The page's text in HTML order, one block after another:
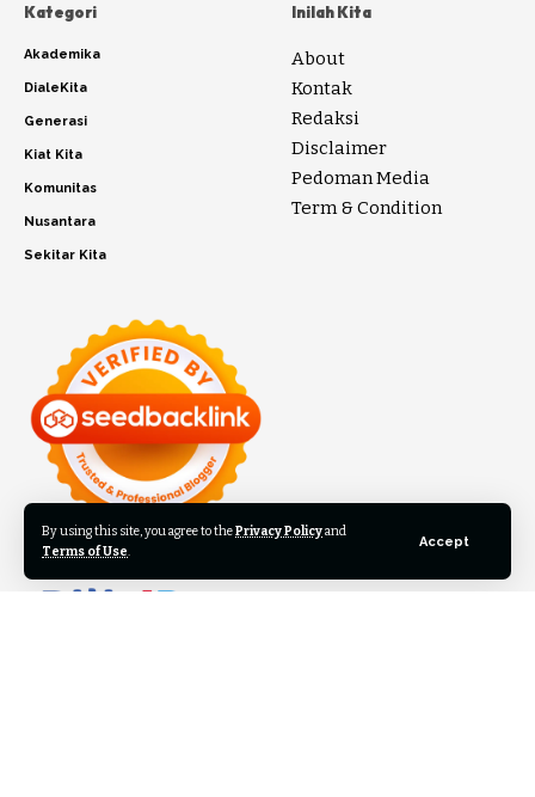
By using this site, you agree to thePrivacy Policyand
Terms of Use.
Accept
Kategori
Akademika
DialeKita
Generasi
Kiat Kita
Komunitas
Nusantara
Sekitar Kita
Inilah Kita
About
Kontak
Redaksi
Disclaimer
Pedoman Media
Term & Condition